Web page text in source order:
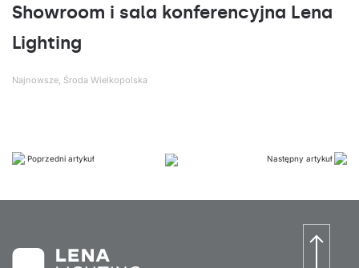
Showroom i sala konferencyjna Lena
Lighting
Najnowsze Środa Wielkopolska
Poprzedni artykuł Następny artykuł